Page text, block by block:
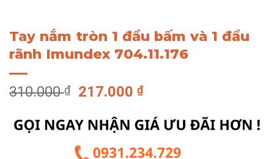
Tay nắm tròn 1 đầu bấm và 1 đầu
rãnh Imundex 704.11.176
310.000₫
Giá
là:
310.000 ₫.
217.000₫Giá
tại
là:
217.000 ₫.